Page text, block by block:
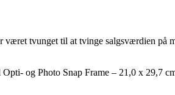
tvunget til at tvinge salgsværdien på
og Photo Snap Frame – 21,0 x 29,7